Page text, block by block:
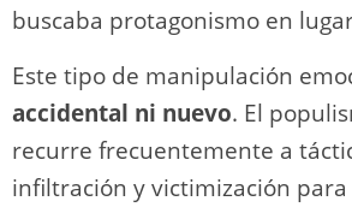
buscaba protagonismo en
Este tipo de manipulación
accidental ni nuevo. El
recurre frecuentemente a
infiltración y victimización para